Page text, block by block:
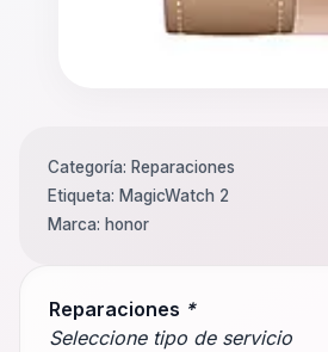
Reparaciones *
Seleccione tipo de servicio
Categoría: Reparaciones
Etiqueta: MagicWatch 2
Marca: honor